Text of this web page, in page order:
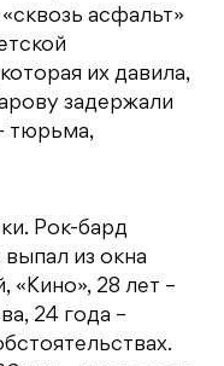
асфальт»
их давила,
задержали
тюрьма,
Рок-бард
из окна
«Кино», 28 лет –
24 года –